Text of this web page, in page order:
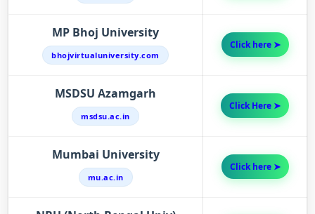
MP Bhoj University
bhojvirtualuniversity.com
Click here ➤
MSDSU Azamgarh
msdsu.ac.in
Click Here ➤
Mumbai University
mu.ac.in
Click here ➤